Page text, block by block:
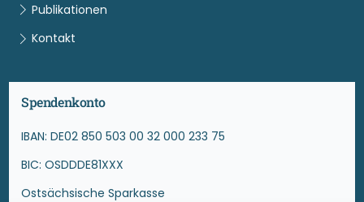
Publikationen
Kontakt
Spendenkonto
IBAN: DE02 850 503 00 32 000 233 75
BIC: OSDDDE81XXX
Ostsächsische Sparkasse